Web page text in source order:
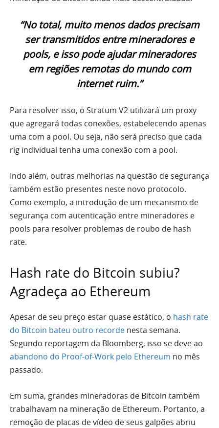
“No total, muito menos dados precisam
ser transmitidos entre mineradores e
pools, e isso pode ajudar mineradores
em regiões remotas do mundo com
internet ruim.”
Para resolver isso, o Stratum V2 utilizará um proxy
que agregará todas conexões, estabelecendo apenas
uma com a pool. Ou seja, não será preciso que cada
rig individual tenha uma conexão com a pool.
Indo além, outras melhorias na questão de segurança
também estão presentes neste novo protocolo.
Como exemplo, a introdução de um mecanismo de
segurança com autenticação entre mineradores e
pools para resolver problemas de roubo de hash
rate.
Hash rate do Bitcoin subiu?
Agradeça ao Ethereum
Apesar de seu preço estar quase estático, o hash rate
do Bitcoin bateu outro recorde nesta semana.
Segundo reportagem da Bloomberg, isso se deve ao
abandono do Proof-of-Work pelo Ethereum no mês
passado.
Em suma, grandes mineradoras de Bitcoin também
trabalhavam na mineração de Ethereum. Portanto, a
remoção de placas de vídeo de seus galpões abriu